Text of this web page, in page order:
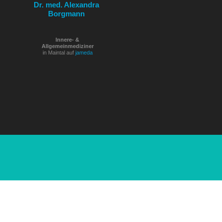
Dr. med. Alexandra
Borgmann
Innere- &
Allgemeinmediziner
in Maintal auf jameda